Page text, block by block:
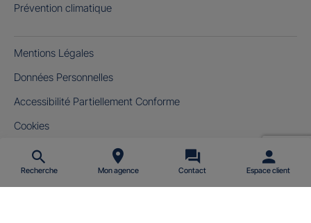
Recherche Mon agence Contact Espace client
Prévention climatique
Mentions Légales
Données Personnelles
Accessibilité Partiellement Conforme
Cookies
Gérer mes cookies